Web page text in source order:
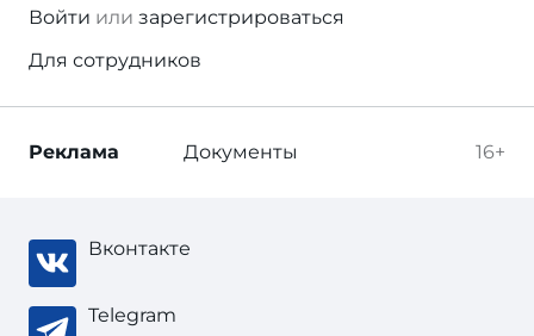
Войти или зарегистрироваться
Для сотрудников
16+
Реклама Документы
Вконтакте
Telegram